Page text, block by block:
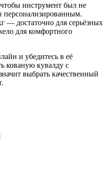
инструмент был не
персонализированным.
— достаточно для серьёзных
для комфортного
и убедитесь в её
кованую кувалду с
выбрать качественный